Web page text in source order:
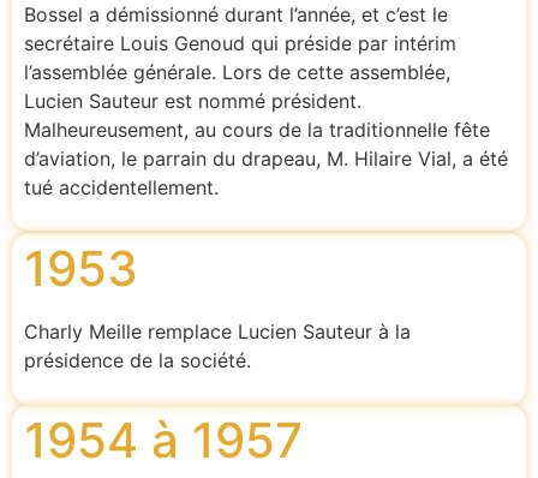
Bossel a démissionné durant l’année, et c’est le
secrétaire Louis Genoud qui préside par intérim
l’assemblée générale. Lors de cette assemblée,
Lucien Sauteur est nommé président.
Malheureusement, au cours de la traditionnelle fête
d’aviation, le parrain du drapeau, M. Hilaire Vial, a été
tué accidentellement.
1953
Charly Meille remplace Lucien Sauteur à la
présidence de la société.
1954 à 1957